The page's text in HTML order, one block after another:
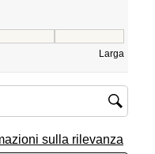
Larga
sulla rilevanza